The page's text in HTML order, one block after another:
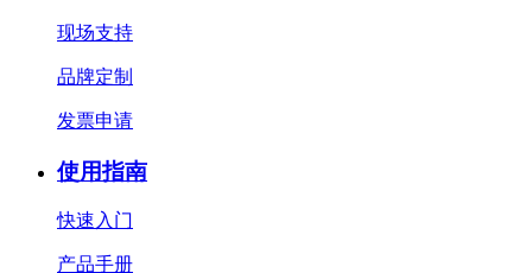
现场支持
品牌定制
发票申请
使用指南
快速入门
产品手册